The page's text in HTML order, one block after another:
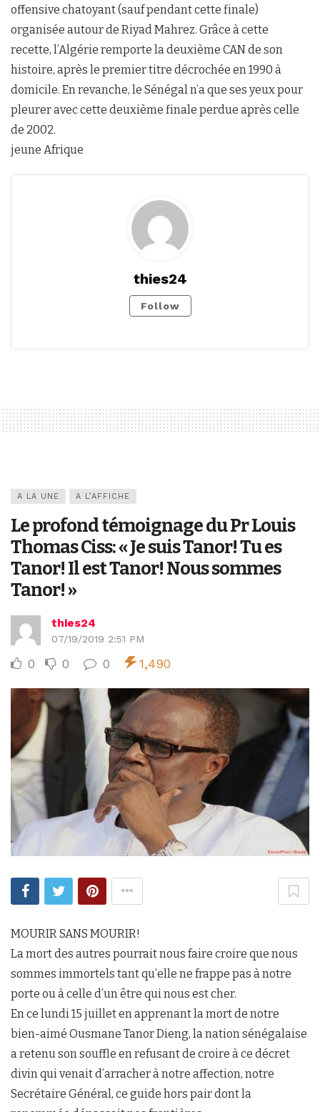
offensive chatoyant (sauf pendant cette finale)
organisée autour de Riyad Mahrez. Grâce à cette
recette, l’Algérie remporte la deuxième CAN de son
histoire, après le premier titre décrochée en 1990 à
domicile. En revanche, le Sénégal n’a que ses yeux pour
pleurer avec cette deuxième finale perdue après celle
de 2002.
jeune Afrique
thies24
Follow
A LA UNE A L’AFFICHE
Le profond témoignage du Pr Louis
Thomas Ciss: « Je suis Tanor! Tu es
Tanor! Il est Tanor! Nous sommes
Tanor! »
thies24
07/19/2019 2:51 PM
0 0 0 1,490
MOURIR SANS MOURIR!
La mort des autres pourrait nous faire croire que nous
sommes immortels tant qu’elle ne frappe pas à notre
porte ou à celle d’un être qui nous est cher.
En ce lundi 15 juillet en apprenant la mort de notre
bien-aimé Ousmane Tanor Dieng, la nation sénégalaise
a retenu son souffle en refusant de croire à ce décret
divin qui venait d’arracher à notre affection, notre
Secrétaire Général, ce guide hors pair dont la